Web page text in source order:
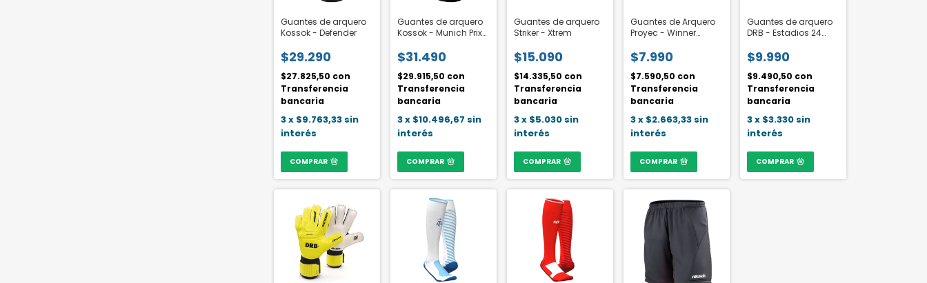
Guantes de arquero
Kossok - Defender
$29.290
$27.825,50 con
Transferencia
bancaria
3x $9.763,33 sin
interés
COMPRAR
Guantes de arquero
Kossok - Munich Prix
$31.490
$29.915,50 con
Transferencia
bancaria
3x $10.496,67 sin
interés
COMPRAR
Guantes de arquero
Striker - Xtrem
$15.090
$14.335,50 con
Transferencia
bancaria
3x $5.030 sin
interés
COMPRAR
Guantes de Arquero
Proyec - Winner
$7.990
$7.590,50 con
Transferencia
bancaria
3x $2.663,33 sin
interés
COMPRAR
Guantes de arquero
DRB - Estadios 24
$9.990
$9.490,50 con
Transferencia
bancaria
3x $3.330 sin
interés
COMPRAR